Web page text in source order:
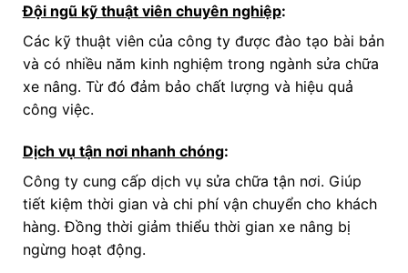
Đội ngũ kỹ thuật viên chuyên nghiệp:
Các kỹ thuật viên của công ty được đào tạo bài bản
và có nhiều năm kinh nghiệm trong ngành sửa chữa
xe nâng. Từ đó đảm bảo chất lượng và hiệu quả
công việc.
Dịch vụ tận nơi nhanh chóng:
Công ty cung cấp dịch vụ sửa chữa tận nơi. Giúp
tiết kiệm thời gian và chi phí vận chuyển cho khách
hàng. Đồng thời giảm thiểu thời gian xe nâng bị
ngừng hoạt động.